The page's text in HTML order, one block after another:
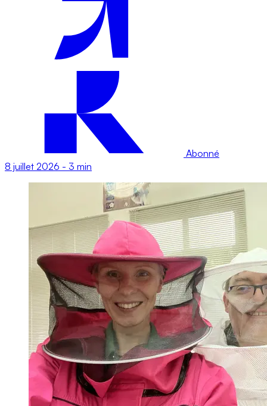
Abonné
8 juillet 2026 - 3 min